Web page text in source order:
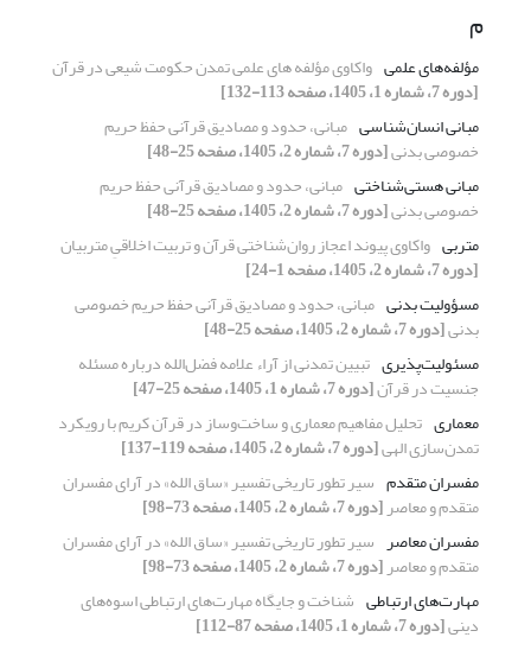
م
مؤلفه‌های علمی واکاوی مؤلفه های علمی تمدن حکومت شیعی در قرآن
[دوره 7، شماره 1، 1405، صفحه 113-132]
مبانی انسان‌شناسی مبانی، حدود و مصادیق قرآنی حفظ حریم
خصوصی بدنی[دوره 7، شماره 2، 1405، صفحه 25-48]
مبانی هستی‌شناختی مبانی، حدود و مصادیق قرآنی حفظ حریم
خصوصی بدنی[دوره 7، شماره 2، 1405، صفحه 25-48]
متربی واکاوی پیوند اعجاز روان‌شناختی قرآن و تربیت اخلاقیِ متربیان
[دوره 7، شماره 2، 1405، صفحه 1-24]
مسؤولیت بدنی مبانی، حدود و مصادیق قرآنی حفظ حریم خصوصی
بدنی[دوره 7، شماره 2، 1405، صفحه 25-48]
مسئولیت‌پذیری تبیین تمدنی از آراء علامه فضل‌الله درباره مسئله
جنسیت در قرآن[دوره 7، شماره 1، 1405، صفحه 25-47]
معماری تحلیل مفاهیم معماری و ساخت‌وساز در قرآن کریم با رویکرد
تمدن‌سازی الهی[دوره 7، شماره 2، 1405، صفحه 119-137]
مفسران متقدم سیر تطور تاریخی تفسیر «ساق الله» در آرای مفسران
متقدم و معاصر[دوره 7، شماره 2، 1405، صفحه 73-98]
مفسران معاصر سیر تطور تاریخی تفسیر «ساق الله» در آرای مفسران
متقدم و معاصر[دوره 7، شماره 2، 1405، صفحه 73-98]
مهارت‌های ارتباطی شناخت و جایگاه مهارت‌های ارتباطی اسوه‌های
دینی[دوره 7، شماره 1، 1405، صفحه 87-112]